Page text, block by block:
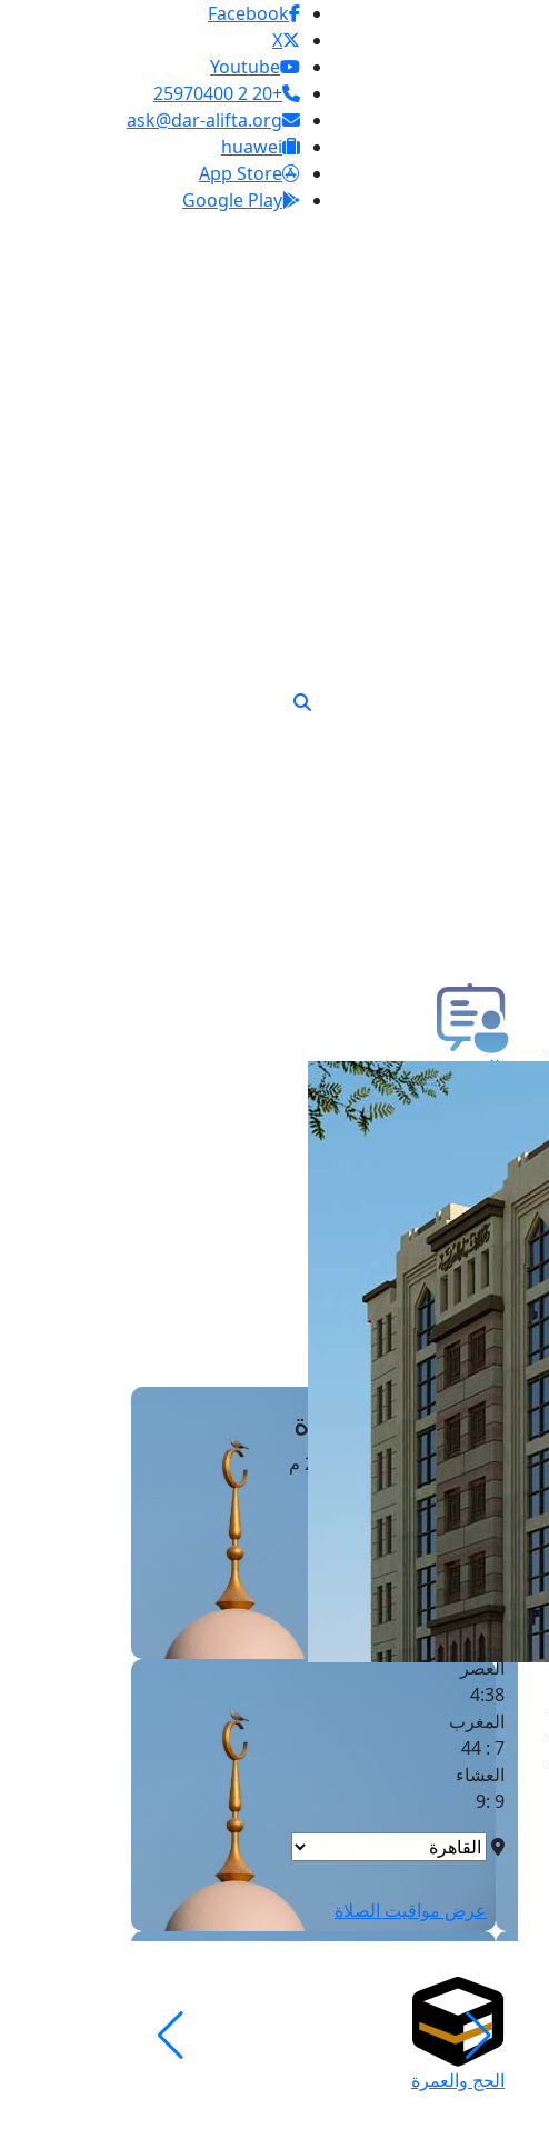
Facebook
X
Youtube
+20 2 25970400
ask@dar-alifta.org
huawei
App Store
Google Play
طلب فتوى
استعلام عن فتوى
حجز موعد
الفتوى الهاتفية
مَواقِيتُ الصَّـــلاة
القاهرة · 07 أغسطس 2026 م
الفجر
4 :41
الشروق
6 :17
الظهر
العصر
4:38
المغرب
7 : 44
العشاء
9 :9
عرض مواقيت الصلاة
الحج والعمرة